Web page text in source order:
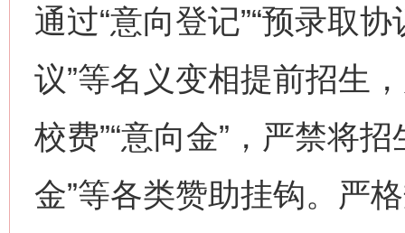
通过“意向登记”“预录取
议”等名义变相提前招生
校费”“意向金”，严禁将
金”等各类赞助挂钩。严